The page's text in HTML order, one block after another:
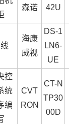
森诺 42U
海康
威视
DS-1
LN6-
UE
控
统
编
CVT
RON
CT-N
TP30
00D